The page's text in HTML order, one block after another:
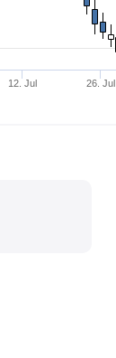
12. Jul 26. Jul